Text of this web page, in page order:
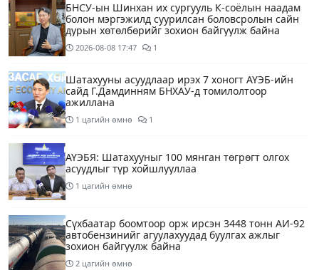
БНСУ-ын Шинхан их сургууль К-соёлын наадам
болон мэргэжилд суурилсан боловсролын сайн
дурын хөтөлбөрийг зохион байгуулж байна
2026-08-08 17:47 1
Шатахууны асуудлаар ирэх 7 хоногт АҮЭБ-ийн
сайд Г.Дамдинням БНХАУ-д томилолтоор
ажиллана
1 цагийн өмнө 1
АҮЭБЯ: Шатахууныг 100 мянган төгрөгт олгох
асуудлыг түр хойшлууллаа
1 цагийн өмнө
Сүхбаатар боомтоор орж ирсэн 3448 тонн АИ-92
автобензинийг агуулахуудад буулгах ажлыг
зохион байгуулж байна
2 цагийн өмнө